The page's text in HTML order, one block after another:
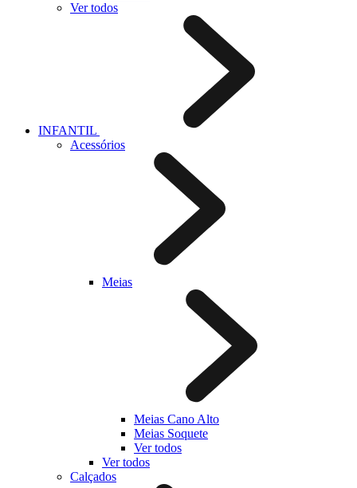
Ver todos
INFANTIL
Acessórios
Meias
Meias Cano Alto
Meias Soquete
Ver todos
Ver todos
Calçados